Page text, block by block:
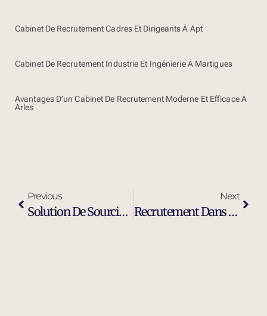
Cabinet De Recrutement Cadres Et Dirigeants À Apt
Cabinet De Recrutement Industrie Et Ingénierie À Martigues
Avantages D’un Cabinet De Recrutement Moderne Et Efficace À
Arles
Previous
Solution De Sourcing Et Recrutement Externalisé À Gardanne
Next
Recrutement Dans L’industrie À Gardanne